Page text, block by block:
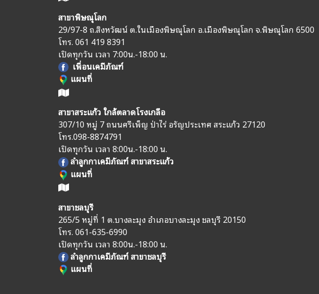
สาขาพิษณุโลก
29/97-8 ถ.สิงหวัฒน์ ต.ในเมืองพิษณุโลก อ.เมืองพิษณุโลก จ.พิษณุโลก 6500
โทร.061 419 8391
เปิดทุกวัน เวลา 7:00น.-18:00 น.
เพื่อนเคมีภัณฑ์
แผนที่
สาขาสระแก้ว ใกล้ตลาดโรงเกลือ
307/10 หมู่ 7 ถนนศรีเพ็ญ ป่าไร่ อรัญประเทศ สระแก้ว 27120
โทร.098-8874791
เปิดทุกวัน เวลา 8:00น.-18:00 น.
ลำลูกกาเคมีภัณฑ์ สาขาสระแก้ว
แผนที่
สาขาชลบุรี
265/5 หมู่ที่ 1 ต.บางละมุง อำเภอบางละมุง ชลบุรี 20150
โทร.061-635-6990
เปิดทุกวัน เวลา 8:00น.-18:00 น.
ลำลูกกาเคมีภัณฑ์ สาขาชลบุรี
แผนที่